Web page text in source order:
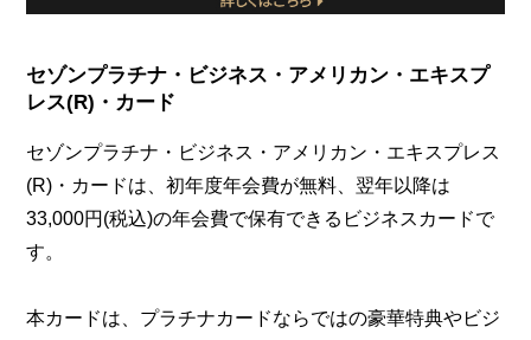
セゾンプラチナ・ビジネス・アメリカン・エキスプ
レス(R)・カード
セゾンプラチナ・ビジネス・アメリカン・エキスプレス
(R)・カードは、初年度年会費が無料、翌年以降は
33,000円(税込)の年会費で保有できるビジネスカードで
す。
本カードは、プラチナカードならではの豪華特典やビジ